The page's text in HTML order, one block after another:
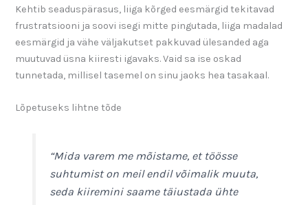
Kehtib seaduspärasus, liiga kõrged eesmärgid tekitavad
frustratsiooni ja soovi isegi mitte pingutada, liiga madalad
eesmärgid ja vähe väljakutset pakkuvad ülesanded aga
muutuvad üsna kiiresti igavaks. Vaid sa ise oskad
tunnetada, millisel tasemel on sinu jaoks hea tasakaal.
Lõpetuseks lihtne tõde
“Mida varem me mõistame, et töösse
suhtumist on meil endil võimalik muuta,
seda kiiremini saame täiustada ühte